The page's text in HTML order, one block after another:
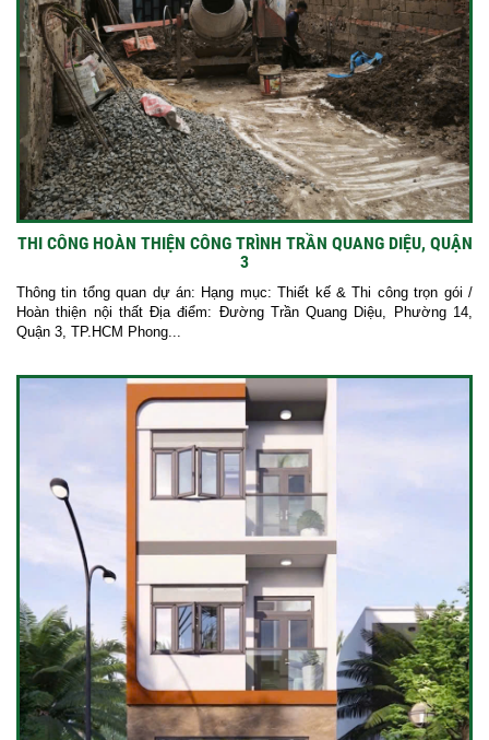
THI CÔNG HOÀN THIỆN CÔNG TRÌNH TRẦN QUANG DIỆU, QUẬN
3
Thông tin tổng quan dự án: Hạng mục: Thiết kế & Thi công trọn gói /
Hoàn thiện nội thất Địa điểm: Đường Trần Quang Diệu, Phường 14,
Quận 3, TP.HCM Phong...